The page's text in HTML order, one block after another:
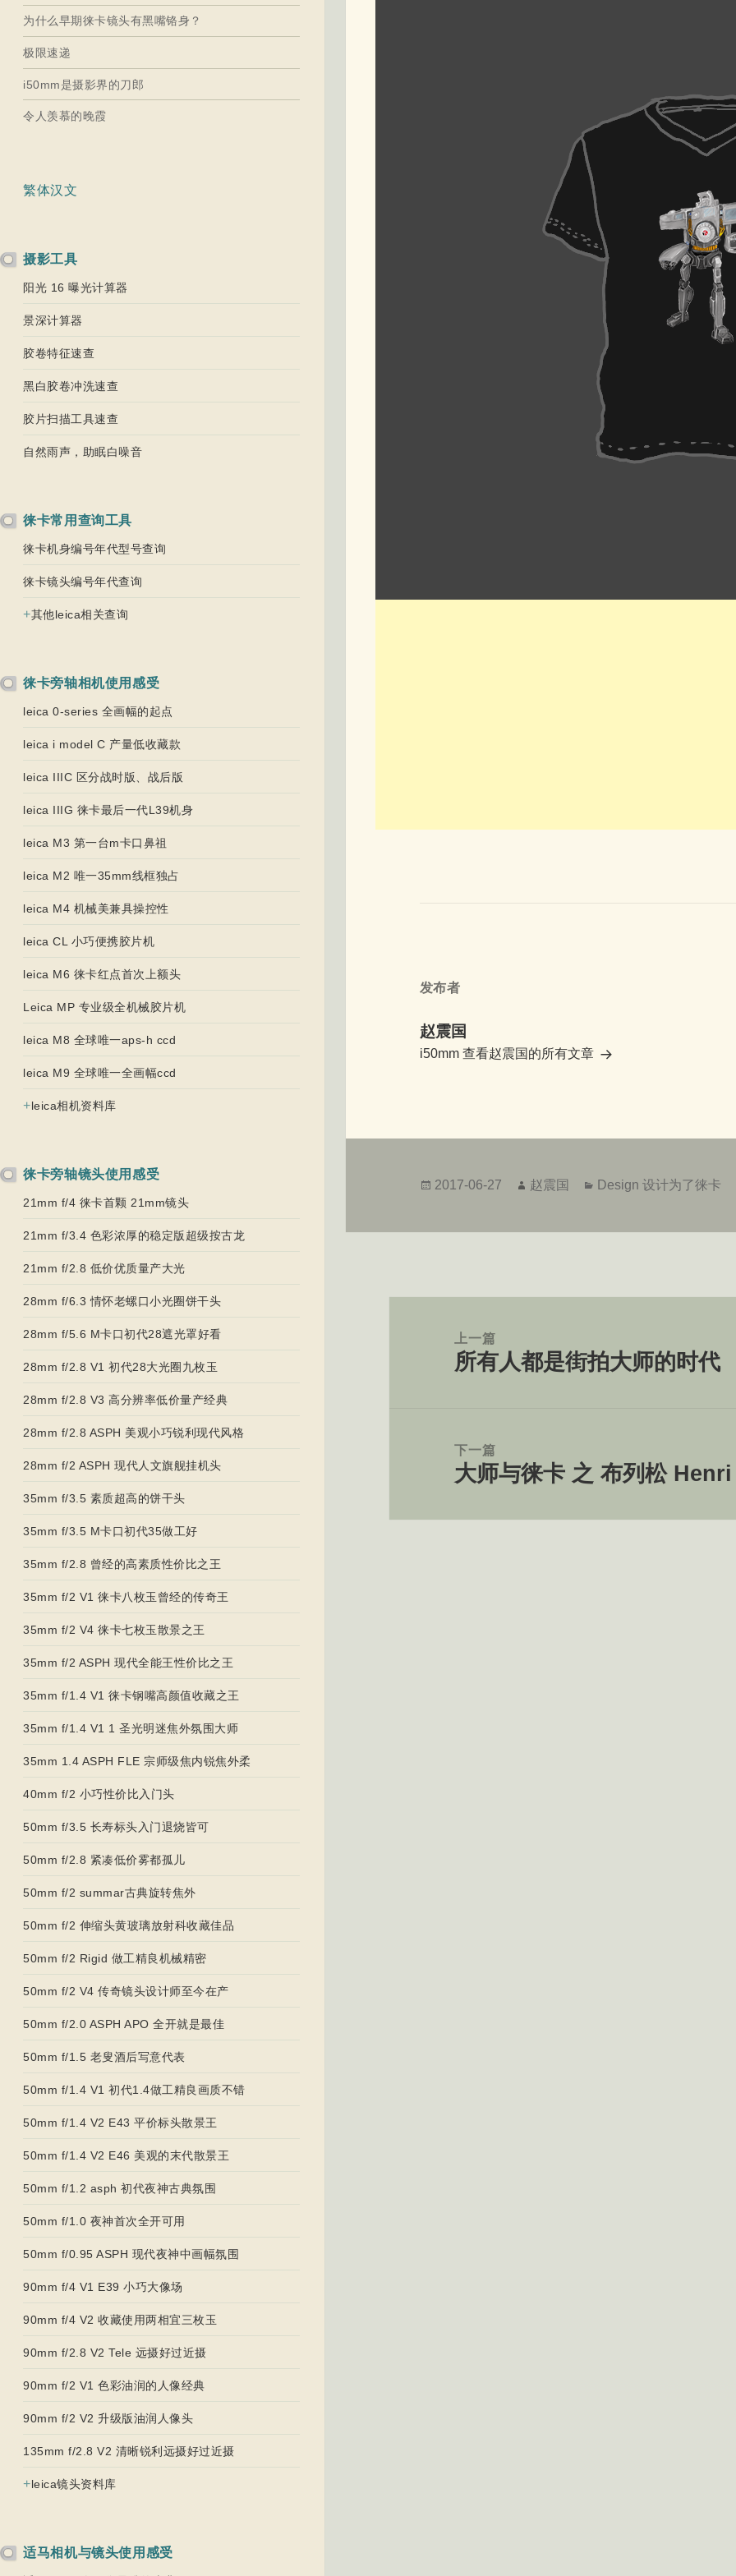
为什么早期徕卡镜头有黑嘴铬身？
极限速递
i50mm是摄影界的刀郎
令人羡慕的晚霞
繁体汉文
摄影工具
阳光 16 曝光计算器
景深计算器
胶卷特征速查
黑白胶卷冲洗速查
胶片扫描工具速查
自然雨声，助眠白噪音
徕卡常用查询工具
徕卡机身编号年代型号查询
徕卡镜头编号年代查询
+其他leica相关查询
徕卡旁轴相机使用感受
leica 0-series 全画幅的起点
leica i model C 产量低收藏款
leica IIIC 区分战时版、战后版
leica IIIG 徕卡最后一代L39机身
leica M3 第一台m卡口鼻祖
leica M2 唯一35mm线框独占
leica M4 机械美兼具操控性
leica CL 小巧便携胶片机
leica M6 徕卡红点首次上额头
Leica MP 专业级全机械胶片机
leica M8 全球唯一aps-h ccd
leica M9 全球唯一全画幅ccd
+leica相机资料库
徕卡旁轴镜头使用感受
21mm f/4 徕卡首颗 21mm镜头
21mm f/3.4 色彩浓厚的稳定版超级按古龙
21mm f/2.8 低价优质量产大光
28mm f/6.3 情怀老螺口小光圈饼干头
28mm f/5.6 M卡口初代28遮光罩好看
28mm f/2.8 V1 初代28大光圈九枚玉
28mm f/2.8 V3 高分辨率低价量产经典
28mm f/2.8 ASPH 美观小巧锐利现代风格
28mm f/2 ASPH 现代人文旗舰挂机头
35mm f/3.5 素质超高的饼干头
35mm f/3.5 M卡口初代35做工好
35mm f/2.8 曾经的高素质性价比之王
35mm f/2 V1 徕卡八枚玉曾经的传奇王
35mm f/2 V4 徕卡七枚玉散景之王
35mm f/2 ASPH 现代全能王性价比之王
35mm f/1.4 V1 徕卡钢嘴高颜值收藏之王
35mm f/1.4 V1 1 圣光明迷焦外氛围大师
35mm 1.4 ASPH FLE 宗师级焦内锐焦外柔
40mm f/2 小巧性价比入门头
50mm f/3.5 长寿标头入门退烧皆可
50mm f/2.8 紧凑低价雾都孤儿
50mm f/2 summar古典旋转焦外
50mm f/2 伸缩头黄玻璃放射科收藏佳品
50mm f/2 Rigid 做工精良机械精密
50mm f/2 V4 传奇镜头设计师至今在产
50mm f/2.0 ASPH APO 全开就是最佳
50mm f/1.5 老叟酒后写意代表
50mm f/1.4 V1 初代1.4做工精良画质不错
50mm f/1.4 V2 E43 平价标头散景王
50mm f/1.4 V2 E46 美观的末代散景王
50mm f/1.2 asph 初代夜神古典氛围
50mm f/1.0 夜神首次全开可用
50mm f/0.95 ASPH 现代夜神中画幅氛围
90mm f/4 V1 E39 小巧大像场
90mm f/4 V2 收藏使用两相宜三枚玉
90mm f/2.8 V2 Tele 远摄好过近摄
90mm f/2 V1 色彩油润的人像经典
90mm f/2 V2 升级版油润人像头
135mm f/2.8 V2 清晰锐利远摄好过近摄
+leica镜头资料库
适马相机与镜头使用感受
发布者
赵震国
i50mm 查看赵震国的所有文章
发
2017-06-27
作
赵震国
分
Design 设计为了徕卡
上一篇
上
所有人都是街拍大师的时代
下一篇
下
文
大师与徕卡 之 布列松